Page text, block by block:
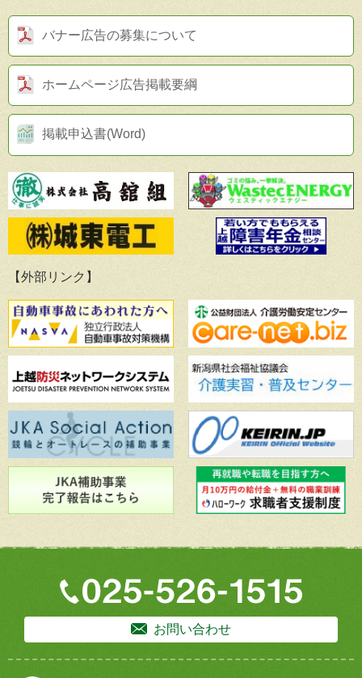
バナー広告の募集について
ホームページ広告掲載要綱
掲載申込書(Word)
【外部リンク】
お問い合わせ